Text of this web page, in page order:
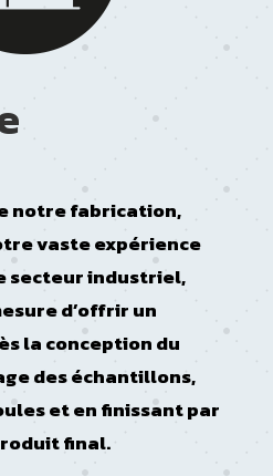
notre fabrication,
vaste expérience
secteur industriel,
d’offrir un
la conception du
des échantillons,
et en finissant par
final.